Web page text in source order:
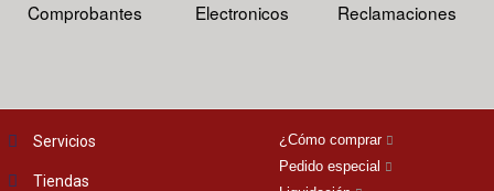
Comprobantes Electronicos Reclamaciones
Servicios
Tiendas
¿Cómo comprar
Pedido especial